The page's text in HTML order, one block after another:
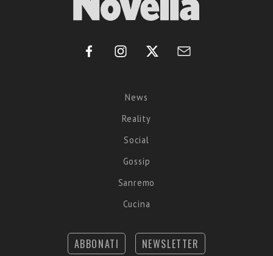
News
Reality
Social
Gossip
Sanremo
Cucina
ABBONATI NEWSLETTER